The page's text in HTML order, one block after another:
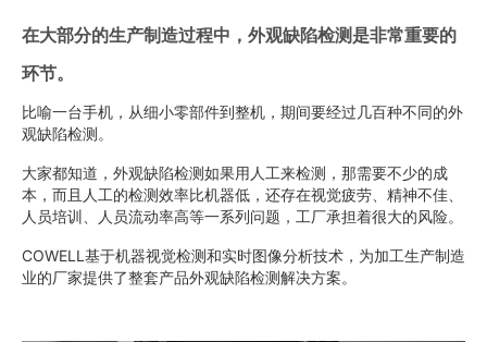
在大部分的生产制造过程中，外观缺陷检测是非常重要的
环节。
比喻一台手机，从细小零部件到整机，期间要经过几百种不同的外
观缺陷检测。
大家都知道，外观缺陷检测如果用人工来检测，那需要不少的成
本，而且人工的检测效率比机器低，还存在视觉疲劳、精神不佳、
人员培训、人员流动率高等一系列问题，工厂承担着很大的风险。
COWELL基于机器视觉检测和实时图像分析技术，为加工生产制造
业的厂家提供了整套产品外观缺陷检测解决方案。